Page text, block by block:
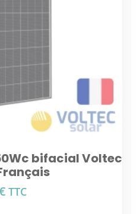
bifacial Voltec
TTC